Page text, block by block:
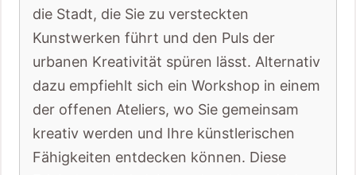
die Stadt, die Sie zu versteckten
Kunstwerken führt und den Puls der
urbanen Kreativität spüren lässt. Alternativ
dazu empfiehlt sich ein Workshop in einem
der offenen Ateliers, wo Sie gemeinsam
kreativ werden und Ihre künstlerischen
Fähigkeiten entdecken können. Diese